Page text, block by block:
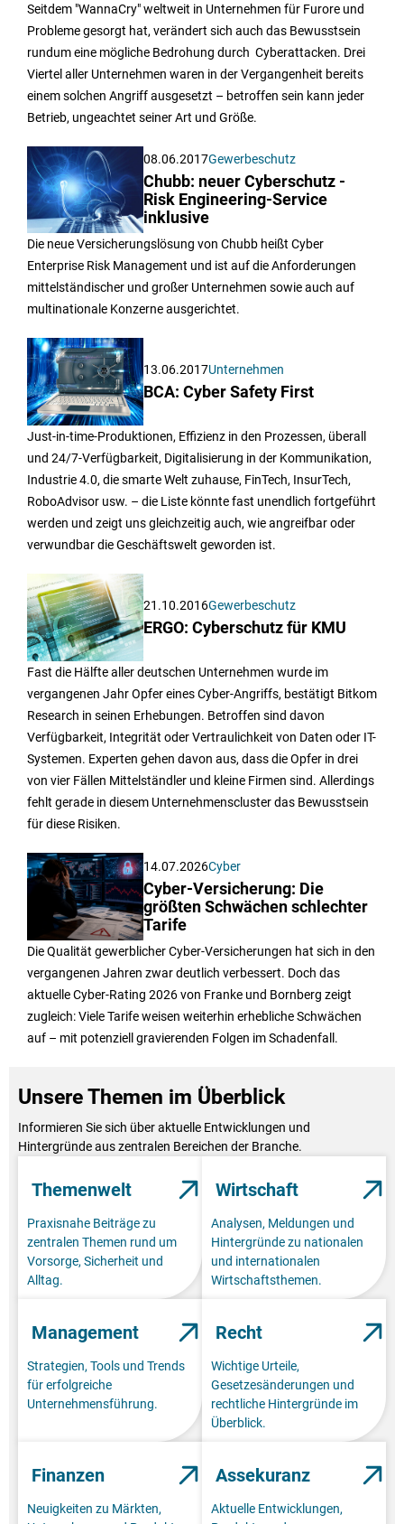
Seitdem "WannaCry" weltweit in Unternehmen für Furore und
Probleme gesorgt hat, verändert sich auch das Bewusstsein
rundum eine mögliche Bedrohung durch Cyberattacken. Drei
Viertel aller Unternehmen waren in der Vergangenheit bereits
einem solchen Angriff ausgesetzt – betroffen sein kann jeder
Betrieb, ungeachtet seiner Art und Größe.
08.06.2017Gewerbeschutz
Chubb: neuer Cyberschutz -
Risk Engineering-Service
inklusive
Die neue Versicherungslösung von Chubb heißt Cyber
Enterprise Risk Management und ist auf die Anforderungen
mittelständischer und großer Unternehmen sowie auch auf
multinationale Konzerne ausgerichtet.
13.06.2017Unternehmen
BCA: Cyber Safety First
Just-in-time-Produktionen, Effizienz in den Prozessen, überall
und 24/7-Verfügbarkeit, Digitalisierung in der Kommunikation,
Industrie 4.0, die smarte Welt zuhause, FinTech, InsurTech,
RoboAdvisor usw. – die Liste könnte fast unendlich fortgeführt
werden und zeigt uns gleichzeitig auch, wie angreifbar oder
verwundbar die Geschäftswelt geworden ist.
21.10.2016Gewerbeschutz
ERGO: Cyberschutz für KMU
Fast die Hälfte aller deutschen Unternehmen wurde im
vergangenen Jahr Opfer eines Cyber-Angriffs, bestätigt Bitkom
Research in seinen Erhebungen. Betroffen sind davon
Verfügbarkeit, Integrität oder Vertraulichkeit von Daten oder IT-
Systemen. Experten gehen davon aus, dass die Opfer in drei
von vier Fällen Mittelständler und kleine Firmen sind. Allerdings
fehlt gerade in diesem Unternehmenscluster das Bewusstsein
für diese Risiken.
14.07.2026Cyber
Cyber-Versicherung: Die
größten Schwächen schlechter
Tarife
Die Qualität gewerblicher Cyber-Versicherungen hat sich in den
vergangenen Jahren zwar deutlich verbessert. Doch das
aktuelle Cyber-Rating 2026 von Franke und Bornberg zeigt
zugleich: Viele Tarife weisen weiterhin erhebliche Schwächen
auf – mit potenziell gravierenden Folgen im Schadenfall.
Unsere Themen im Überblick
Informieren Sie sich über aktuelle Entwicklungen und
Hintergründe aus zentralen Bereichen der Branche.
Themenwelt
Praxisnahe Beiträge zu
zentralen Themen rund um
Vorsorge, Sicherheit und
Alltag.
Wirtschaft
Analysen, Meldungen und
Hintergründe zu nationalen
und internationalen
Wirtschaftsthemen.
Management
Strategien, Tools und Trends
für erfolgreiche
Unternehmensführung.
Recht
Wichtige Urteile,
Gesetzesänderungen und
rechtliche Hintergründe im
Überblick.
Finanzen
Neuigkeiten zu Märkten,
Assekuranz
Aktuelle Entwicklungen,